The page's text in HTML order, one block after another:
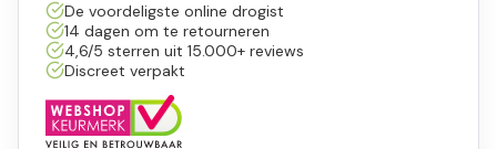
De voordeligste online drogist
14 dagen om te retourneren
4,6/5 sterren uit 15.000+ reviews
Discreet verpakt